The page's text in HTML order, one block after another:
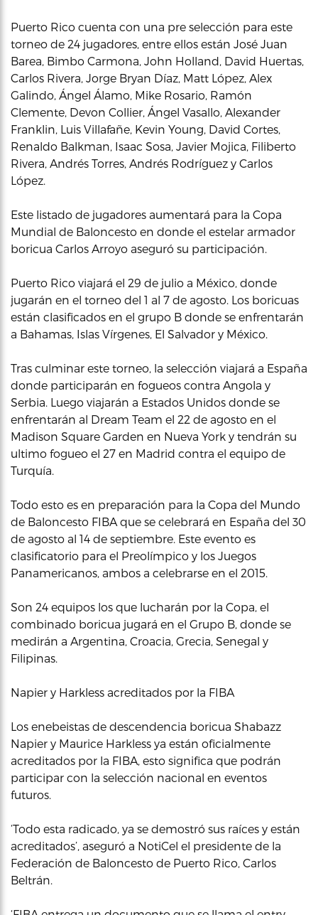
Puerto Rico cuenta con una pre selección para este
torneo de 24 jugadores, entre ellos están José Juan
Barea, Bimbo Carmona, John Holland, David Huertas,
Carlos Rivera, Jorge Bryan Díaz, Matt López, Alex
Galindo, Ángel Álamo, Mike Rosario, Ramón
Clemente, Devon Collier, Ángel Vasallo, Alexander
Franklin, Luis Villafañe, Kevin Young, David Cortes,
Renaldo Balkman, Isaac Sosa, Javier Mojica, Filiberto
Rivera, Andrés Torres, Andrés Rodríguez y Carlos
López.
Este listado de jugadores aumentará para la Copa
Mundial de Baloncesto en donde el estelar armador
boricua Carlos Arroyo aseguró su participación.
Puerto Rico viajará el 29 de julio a México, donde
jugarán en el torneo del 1 al 7 de agosto. Los boricuas
están clasificados en el grupo B donde se enfrentarán
a Bahamas, Islas Vírgenes, El Salvador y México.
Tras culminar este torneo, la selección viajará a España
donde participarán en fogueos contra Angola y
Serbia. Luego viajarán a Estados Unidos donde se
enfrentarán al Dream Team el 22 de agosto en el
Madison Square Garden en Nueva York y tendrán su
ultimo fogueo el 27 en Madrid contra el equipo de
Turquía.
Todo esto es en preparación para la Copa del Mundo
de Baloncesto FIBA que se celebrará en España del 30
de agosto al 14 de septiembre. Este evento es
clasificatorio para el Preolímpico y los Juegos
Panamericanos, ambos a celebrarse en el 2015.
Son 24 equipos los que lucharán por la Copa, el
combinado boricua jugará en el Grupo B, donde se
medirán a Argentina, Croacia, Grecia, Senegal y
Filipinas.
Napier y Harkless acreditados por la FIBA
Los enebeistas de descendencia boricua Shabazz
Napier y Maurice Harkless ya están oficialmente
acreditados por la FIBA, esto significa que podrán
participar con la selección nacional en eventos
futuros.
‘Todo esta radicado, ya se demostró sus raíces y están
acreditados’, aseguró a NotiCel el presidente de la
Federación de Baloncesto de Puerto Rico, Carlos
Beltrán.